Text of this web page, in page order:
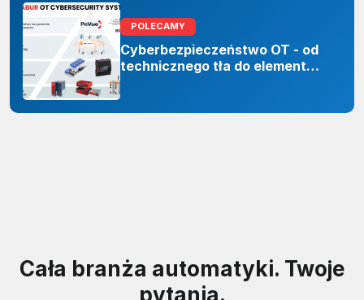
POLECAMY
Cyberbezpieczeństwo OT - od
technicznego tła do elementu
Cała branża automatyki. Twoje
pytania.